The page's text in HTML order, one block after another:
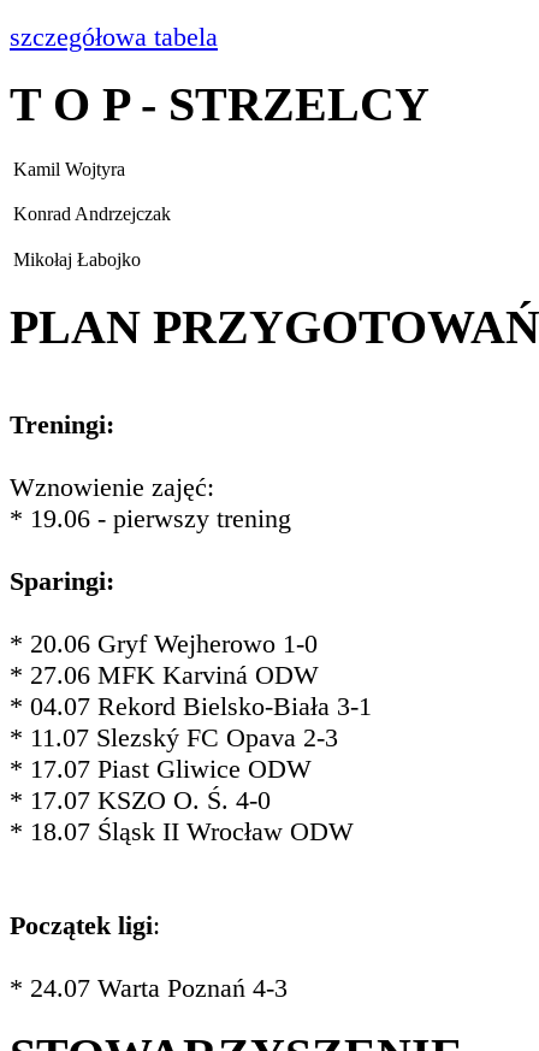
szczegółowa tabela
T O P - STRZELCY
Kamil Wojtyra
Konrad Andrzejczak
Mikołaj Łabojko
PLAN PRZYGOTOWAŃ
Treningi:
Wznowienie zajęć:
* 19.06 - pierwszy trening
Sparingi:
* 20.06 Gryf Wejherowo 1-0
* 27.06 MFK Karviná ODW
* 04.07 Rekord Bielsko-Biała 3-1
* 11.07 Slezský FC Opava 2-3
* 17.07 Piast Gliwice ODW
* 17.07 KSZO O. Ś. 4-0
* 18.07 Śląsk II Wrocław ODW
Początek ligi:
* 24.07 Warta Poznań 4-3